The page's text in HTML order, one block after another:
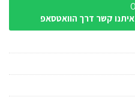
איתנו קשר דרך הוואטסאפ